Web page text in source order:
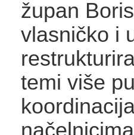
župan
vlasničko i
temi više